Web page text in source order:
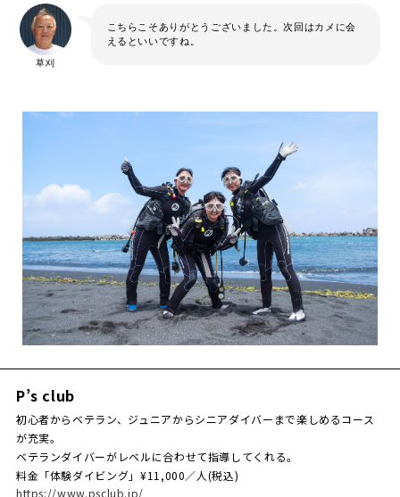
草刈
こちらこそありがとうございました。次回はカメに会
えるといいですね。
P’s club
初心者からベテラン、ジュニアからシニアダイバーまで楽しめるコース
が充実。
ベテランダイバーがレベルに合わせて指導してくれる。
料金「体験ダイビング」¥11,000／人(税込)
https://www.psclub.jp/